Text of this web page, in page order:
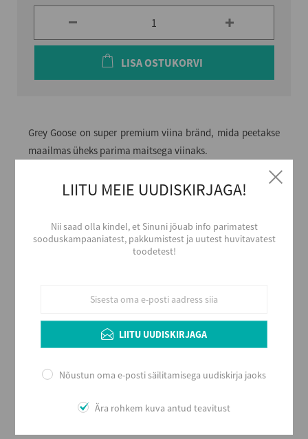
LISA OSTUKORVI
Grey Goose on super premium viina bränd, mida peetakse
maailmas üheks parima maitsega viinaks.
Tootja
GREY GOOSE-BMP
Alkoholi sisaldus
Maht (L)
0,5
12
EAN
5010677850476
LIITU MEIE UUDISKIRJAGA!
Nii saad olla kindel, et Sinuni jõuab info parimatest
sooduskampaaniatest, pakkumistest ja uutest huvitavatest
toodetest!
LIITU UUDISKIRJAGA
Nõustun oma e-posti säilitamisega uudiskirja jaoks
Ära rohkem kuva antud teavitust